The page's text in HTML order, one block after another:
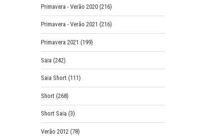
Primavera - Verão 2020 (216)
Primavera - Verão 2021 (216)
Primavera 2021 (199)
Saia (242)
Saia Short (111)
Short (268)
Short Saia (3)
Verão 2012 (78)